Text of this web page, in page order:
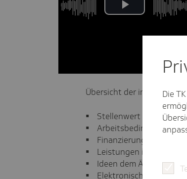
Übersicht der im
• Stellenwert der Pflege
• Arbeitsbedingungen in
• Finanzierung der Pflege
• Leistungen in der
• Ideen dem Ärztemangel
• Elektronische
Die